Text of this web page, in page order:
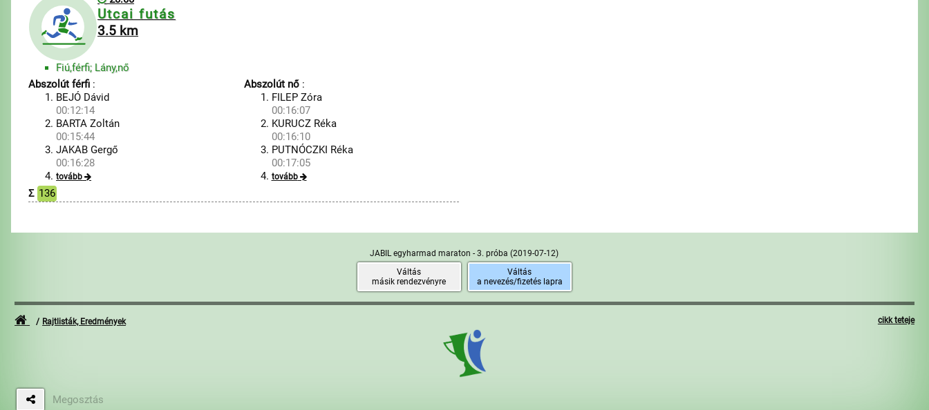
Utcai futás
3.5 km
Fiú,férfi; Lány,nő
Abszolút férfi :
BEJÓ Dávid
00:12:14
BARTA Zoltán
00:15:44
JAKAB Gergő
00:16:28
tovább
Abszolút nő:
FILEP Zóra
00:16:07
KURUCZ Réka
00:16:10
PUTNÓCZKI Réka
00:17:05
tovább
Σ 136
JABIL egyharmad maraton - 3. próba(2019-07-12)
Váltás
másik rendezvényre
Váltás
a nevezés/fizetés lapra
cikk teteje
Rajtlisták, Eredmények
Megosztás